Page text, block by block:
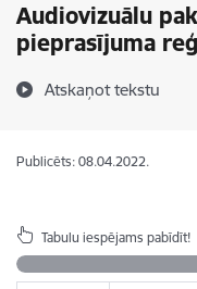
Audiovizuālu
pieprasījuma
Atskaņot tekstu
Publicēts: 08.04.2022.
Tabulu iespējams pabīdīt!